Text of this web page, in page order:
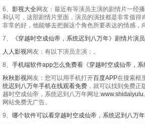
6、 影视大全网友：最近有等演员主演的剧情片一经
和认可，这部剧情片里面，演员的演技都是非常值得
非常的好，他能够去把握这个角色所要表达的情感，
7、
《穿越时空成仙帝，系统迟到八万年》剧情片演
人人影视网友：有以下演员主演：。
8、 手机端软件app怎么免费看《穿越时空成仙帝，
秋秋影视网友：您可以用手机打开百度APP在搜索框
统迟到八万年手机在线观看免费 ，就可以找到免费
越时空成仙帝，系统迟到八万年网址:
网站免费无广告。
9、 哪个软件可以看穿越时空成仙帝，系统迟到八万年